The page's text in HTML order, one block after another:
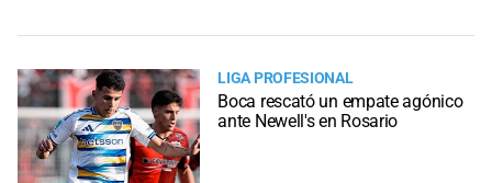
LIGA PROFESIONAL
Boca rescató un empate agónico
ante Newell's en Rosario